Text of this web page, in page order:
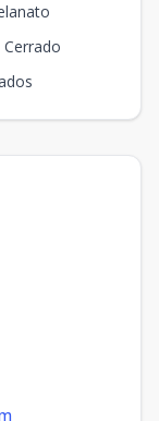
Cerrado